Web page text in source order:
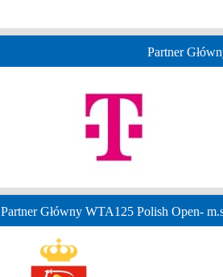
Partner
Partner Główny WTA125 Polish Open-